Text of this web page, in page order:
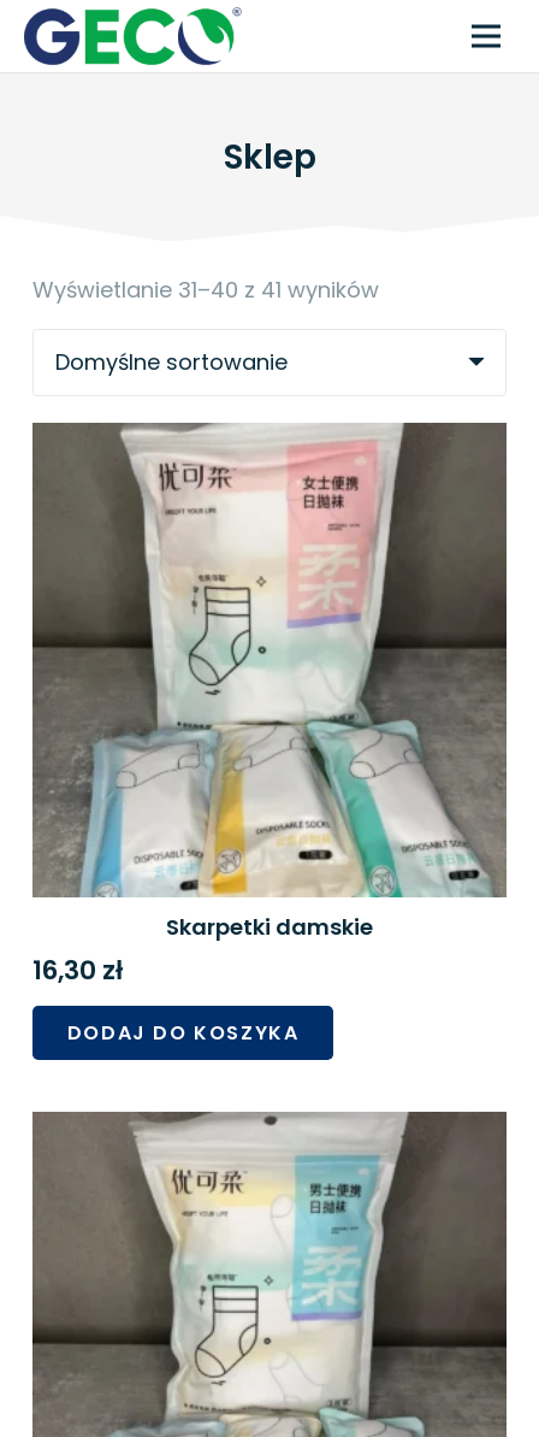
Sklep
Wyświetlanie 31–40 z 41 wyników
Skarpetki damskie
16,30 zł
DODAJ DO KOSZYKA